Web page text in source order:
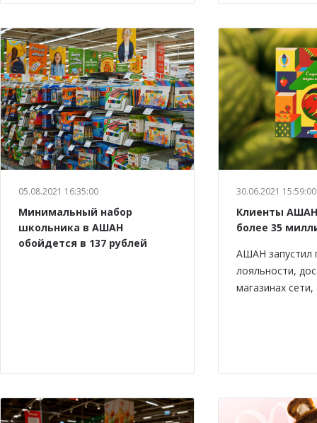
05.08.2021 16:35:00
Минимальный набор
школьника в АШАН
обойдется в 137 рублей
30.06.2021 15:59:00
Клиенты
более 35
АШАН запустил
лояльности,
магазинах